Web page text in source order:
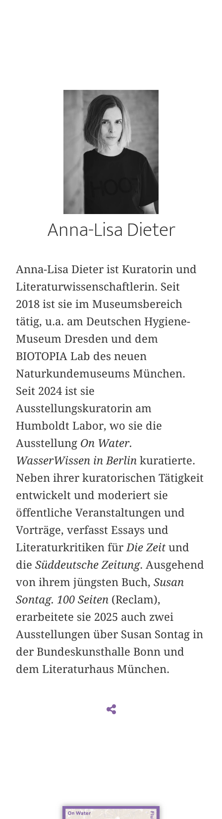
Anna-Lisa Dieter
Anna-Lisa Dieter ist Kuratorin und
Literaturwissenschaftlerin. Seit
2018 ist sie im Museumsbereich
tätig, u.a. am Deutschen Hygiene-
Museum Dresden und dem
BIOTOPIA Lab des neuen
Naturkundemuseums München.
Seit 2024 ist sie
Ausstellungskuratorin am
Humboldt Labor, wo sie die
Ausstellung On Water.
WasserWissen in Berlin kuratierte.
Neben ihrer kuratorischen Tätigkeit
entwickelt und moderiert sie
öffentliche Veranstaltungen und
Vorträge, verfasst Essays und
Literaturkritiken für Die Zeit und
die Süddeutsche Zeitung. Ausgehend
von ihrem jüngsten Buch,Susan
Sontag. 100 Seiten (Reclam),
erarbeitete sie 2025 auch zwei
Ausstellungen über Susan Sontag in
der Bundeskunsthalle Bonn und
dem Literaturhaus München.